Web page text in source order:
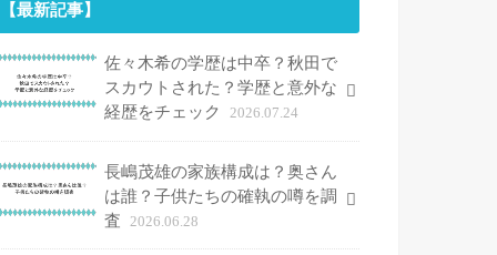
【最新記事】
佐々木希の学歴は中卒？秋田で
スカウトされた？学歴と意外な
経歴をチェック
2026.07.24
長嶋茂雄の家族構成は？奥さん
は誰？子供たちの確執の噂を調
査
2026.06.28